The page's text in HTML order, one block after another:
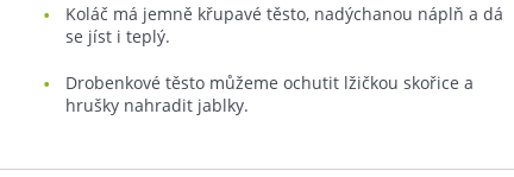
Koláč má jemně křupavé těsto, nadýchanou náplň a dá
se jíst i teplý.
Drobenkové těsto můžeme ochutit lžičkou skořice a
hrušky nahradit jablky.